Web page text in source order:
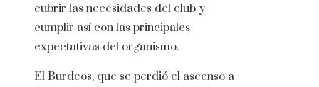
cubrir las necesidades del club y
cumplir así con las principales
expectativas del organismo.
El Burdeos, que se perdió el ascenso a